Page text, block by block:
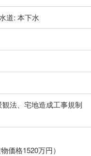
道: 本下水
法、宅地造成工事規制
価格1520万円）